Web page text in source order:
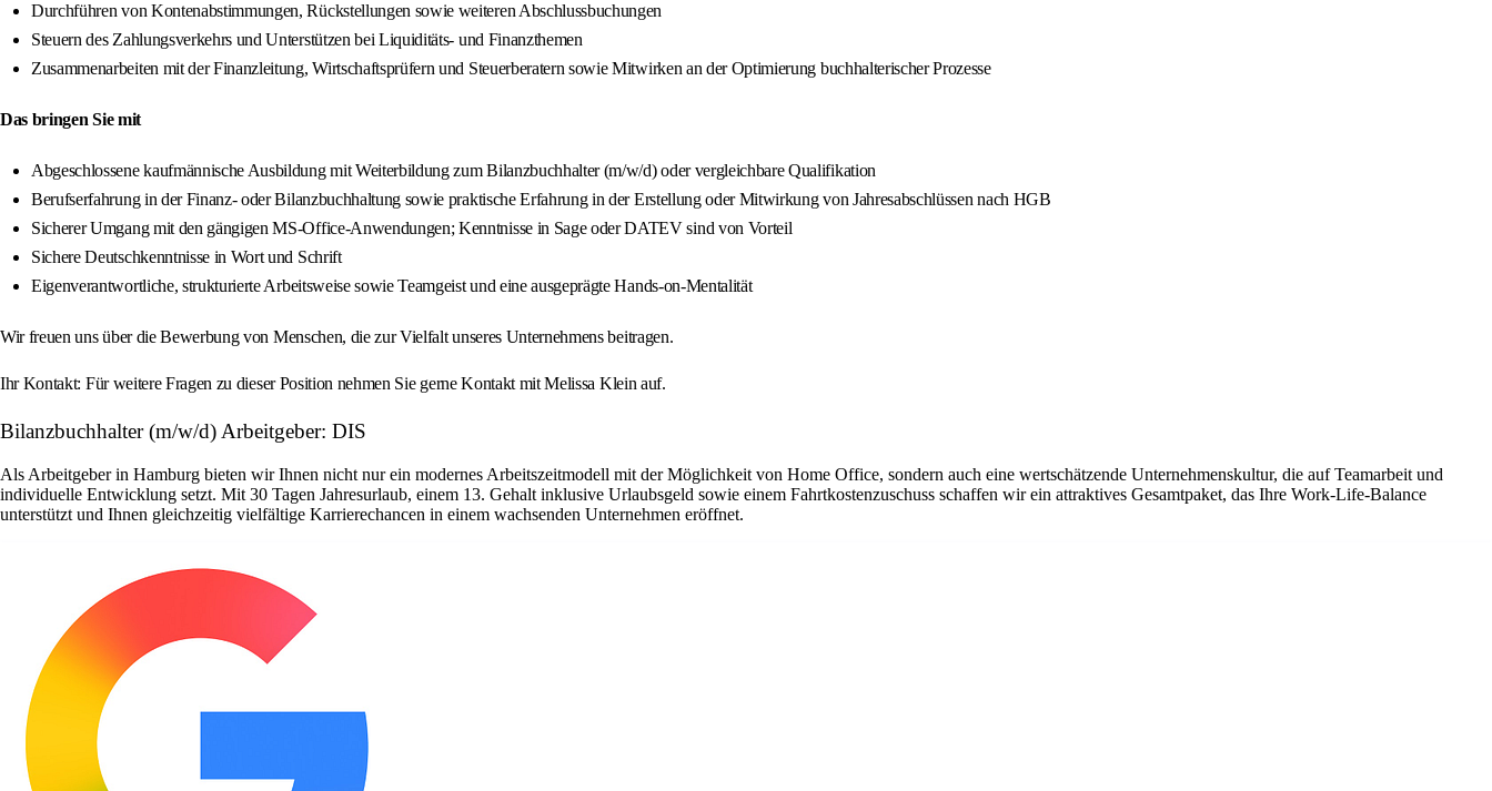
Durchführen von Kontenabstimmungen, Rückstellungen sowie weiteren Abschlussbuchungen
Steuern des Zahlungsverkehrs und Unterstützen bei Liquiditäts- und Finanzthemen
Zusammenarbeiten mit der Finanzleitung, Wirtschaftsprüfern und Steuerberatern sowie Mitwirken an der Optimierung buchhalterischer Prozesse
Das bringen Sie mit
Abgeschlossene kaufmännische Ausbildung mit Weiterbildung zum Bilanzbuchhalter (m/w/d) oder vergleichbare Qualifikation
Berufserfahrung in der Finanz- oder Bilanzbuchhaltung sowie praktische Erfahrung in der Erstellung oder Mitwirkung von Jahresabschlüssen nach HGB
Sicherer Umgang mit den gängigen MS-Office-Anwendungen; Kenntnisse in Sage oder DATEV sind von Vorteil
Sichere Deutschkenntnisse in Wort und Schrift
Eigenverantwortliche, strukturierte Arbeitsweise sowie Teamgeist und eine ausgeprägte Hands-on-Mentalität
Wir freuen uns über die Bewerbung von Menschen, die zur Vielfalt unseres Unternehmens beitragen.
Ihr Kontakt: Für weitere Fragen zu dieser Position nehmen Sie gerne Kontakt mit Melissa Klein auf.
Bilanzbuchhalter (m/w/d) Arbeitgeber: DIS
Als Arbeitgeber in Hamburg bieten wir Ihnen nicht nur ein modernes Arbeitszeitmodell mit der Möglichkeit von Home Office, sondern auch eine wertschätzende Unternehmenskultur, die auf Teamarbeit und
individuelle Entwicklung setzt. Mit 30 Tagen Jahresurlaub, einem 13. Gehalt inklusive Urlaubsgeld sowie einem Fahrtkostenzuschuss schaffen wir ein attraktives Gesamtpaket, das Ihre Work-Life-Balance
unterstützt und Ihnen gleichzeitig vielfältige Karrierechancen in einem wachsenden Unternehmen eröffnet.